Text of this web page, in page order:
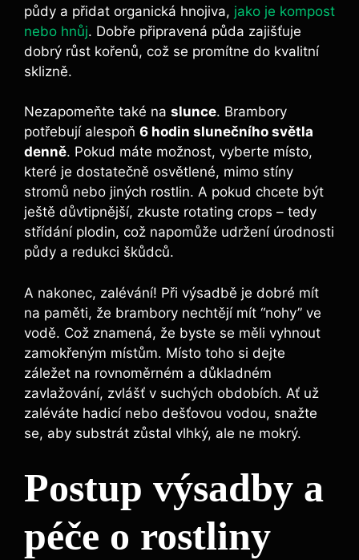
půdy a přidat organická hnojiva, jako je kompost
nebo hnůj. Dobře připravená půda zajišťuje
dobrý růst kořenů, což se promítne do kvalitní
sklizně.
Nezapomeňte také na slunce. Brambory
potřebují alespoň 6 hodin slunečního světla
denně. Pokud máte možnost, vyberte místo,
které je dostatečně osvětlené, mimo stíny
stromů nebo jiných rostlin. A pokud chcete být
ještě důvtipnější, zkuste rotating crops – tedy
střídání plodin, což napomůže udržení úrodnosti
půdy a redukci škůdců.
A nakonec, zalévání! Při výsadbě je dobré mít
na paměti, že brambory nechtějí mít “nohy” ve
vodě. Což znamená, že byste se měli vyhnout
zamokřeným místům. Místo toho si dejte
záležet na rovnoměrném a důkladném
zavlažování, zvlášť v suchých obdobích. Ať už
zaléváte hadicí nebo dešťovou vodou, snažte
se, aby substrát zůstal vlhký, ale ne mokrý.
Postup výsadby a
péče o rostliny